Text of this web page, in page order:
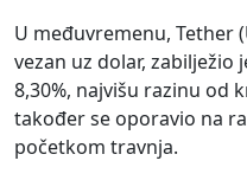
U međuvremenu, Tether
vezan uz dolar, zabilježio
8,30%, najvišu razinu od
također se oporavio na
početkom travnja.